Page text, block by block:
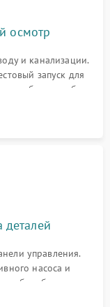
осмотр
и канализации.
запуск для
сбоев в работе
деталей
управления.
насоса и
барабана и
на разрывы.